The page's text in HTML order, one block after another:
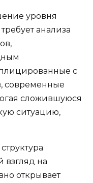
уровня
анализа
с
современные
сложившуюся
ситуацию,
взгляд на
открывает